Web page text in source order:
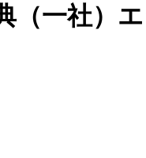
一社）